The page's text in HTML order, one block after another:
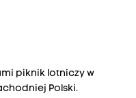
piknik lotniczy w
Polski.